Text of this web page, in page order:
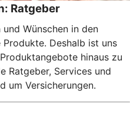
Ratgeber
Wünschen in den
Deshalb ist uns
hinaus zu
Ratgeber, Services und
um Versicherungen.